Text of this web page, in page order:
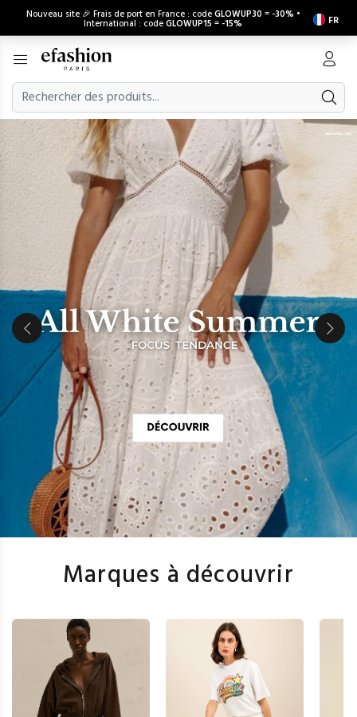
Nouveau site 🎉 Frais de port en France : codeGLOWUP30 = -30% •
International : codeGLOWUP15 = -15% FR
Marques à découvrir